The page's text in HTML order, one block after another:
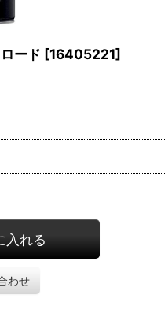
ード [16405221]
入れる
わせ